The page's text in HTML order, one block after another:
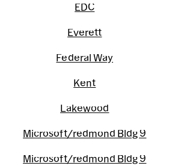
EDC
Everett
Federal Way
Kent
Lakewood
Microsoft/redmond Bldg 9
Microsoft/redmond Bldg 9